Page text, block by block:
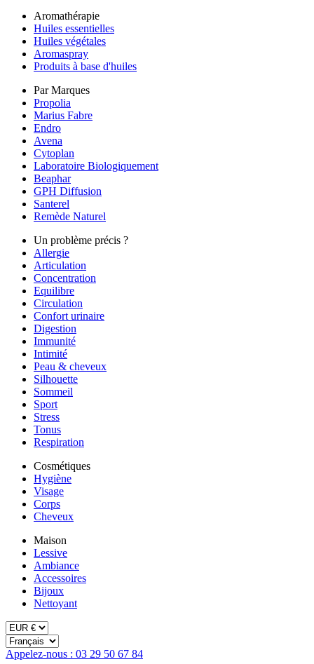
Aromathérapie
Huiles essentielles
Huiles végétales
Aromaspray
Produits à base d'huiles
Par Marques
Propolia
Marius Fabre
Endro
Avena
Cytoplan
Laboratoire Biologiquement
Beaphar
GPH Diffusion
Santerel
Remède Naturel
Un problème précis ?
Allergie
Articulation
Concentration
Equilibre
Circulation
Confort urinaire
Digestion
Immunité
Intimité
Peau & cheveux
Silhouette
Sommeil
Sport
Stress
Tonus
Respiration
Cosmétiques
Hygiène
Visage
Corps
Cheveux
Maison
Lessive
Ambiance
Accessoires
Bijoux
Nettoyant
Appelez-nous : 03 29 50 67 84